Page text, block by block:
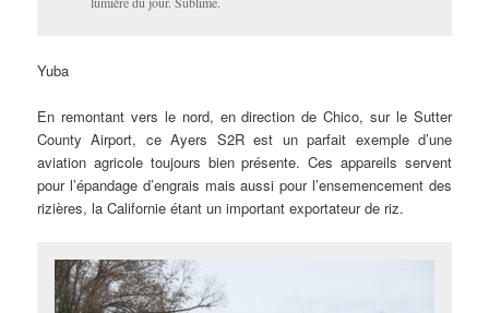
Yuba
En remontant vers le nord, en direction de Chico, sur le Sutter
County Airport, ce Ayers S2R est un parfait exemple d’une
aviation agricole toujours bien présente. Ces appareils servent
pour l’épandage d’engrais mais aussi pour l’ensemencement des
rizières, la Californie étant un important exportateur de riz.